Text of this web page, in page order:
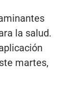
la salud.
martes,